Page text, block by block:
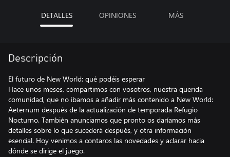
DETALLES OPINIONES MÁS
Descripción
El futuro de New World: qué podéis esperar
Hace unos meses, compartimos con vosotros, nuestra querida
comunidad, que no íbamos a añadir más contenido a New World:
Aeternum después de la actualización de temporada Refugio
Nocturno. También anunciamos que pronto os daríamos más
detalles sobre lo que sucederá después, y otra información
esencial. Hoy venimos a contaros las novedades y aclarar hacia
dónde se dirige el juego.